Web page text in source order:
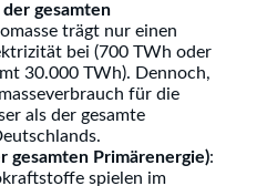
gesamten
trägt nur einen
bei (700 TWh oder
30.000 TWh). Dennoch,
für die
als der gesamte
gesamten Primärenergie):
spielen im